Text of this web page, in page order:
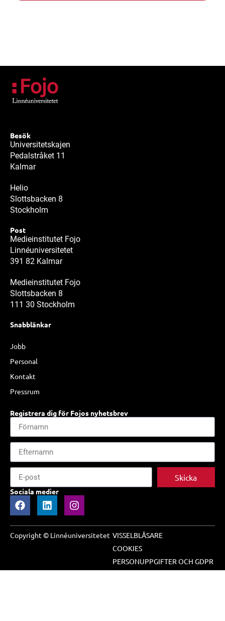
Besök
Universitetskajen
Pedalstråket 11
Kalmar
Helio
Slottsbacken 8
Stockholm
Post
Medieinstitutet Fojo
Linnéuniversitetet
391 82 Kalmar
Medieinstitutet Fojo
Slottsbacken 8
111 30 Stockholm
Snabblänkar
Jobb
Personal
Kontakt
Pressrum
Registrera dig för Fojos nyhetsbrev
Skicka
Sociala medier
Copyright © Linnéuniversitetet VISSELBLÅSARE
COOKIES
PERSONUPPGIFTER OCH GDPR